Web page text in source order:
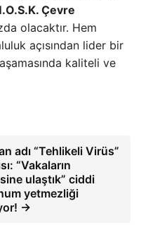
Çevre
olacaktır. Hem
açısından lider bir
kaliteli ve
adı “Tehlikeli Virüs”
“Vakaların
ulaştık” ciddi
yetmezliği
→